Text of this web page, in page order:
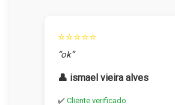
⭐⭐⭐⭐⭐
“ok”
👤 ismael vieira alves
✔️ Cliente verificado